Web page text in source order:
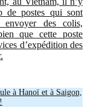
de postes qui sont
envoyer des colis,
que cette poste
d’expédition des